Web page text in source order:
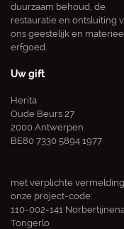
duurzaam behoud, de
restauratie en ontsluiting
ons geestelijk en materieel
erfgoed.
Uw gift
Herita
Oude Beurs 27
2000 Antwerpen
BE80 7330 5894 1977
met verplichte
onze project-code:
110-002-141
Tongerlo